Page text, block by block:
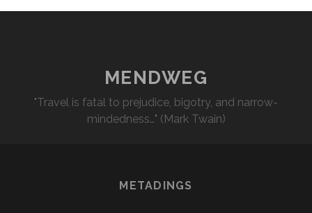
MENDWEG
"Travel is fatal to prejudice, bigotry, and narrow-
mindedness…" (Mark Twain)
METADINGS